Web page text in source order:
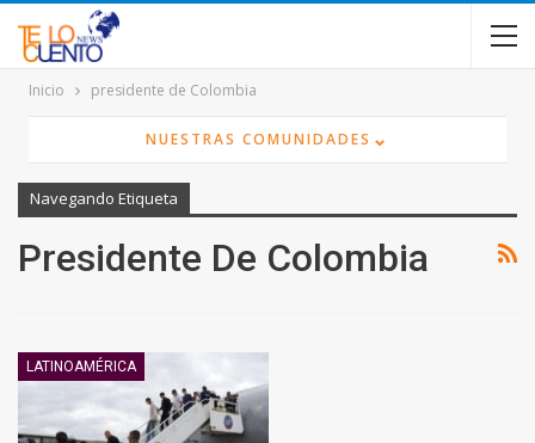
Inicio presidente de Colombia
NUESTRAS COMUNIDADES ⌄
Navegando Etiqueta
Presidente De Colombia
LATINOAMÉRICA